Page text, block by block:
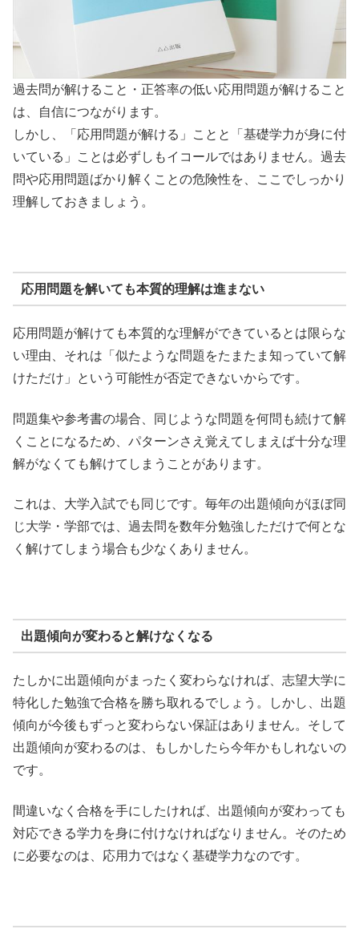
過去問が解けること・正答率の低い応用問題が解けること
は、自信につながります。
しかし、「応用問題が解ける」ことと「基礎学力が身に付
いている」ことは必ずしもイコールではありません。過去
問や応用問題ばかり解くことの危険性を、ここでしっかり
理解しておきましょう。
応用問題を解いても本質的理解は進まない
応用問題が解けても本質的な理解ができているとは限らな
い理由、それは「似たような問題をたまたま知っていて解
けただけ」という可能性が否定できないからです。
問題集や参考書の場合、同じような問題を何問も続けて解
くことになるため、パターンさえ覚えてしまえば十分な理
解がなくても解けてしまうことがあります。
これは、大学入試でも同じです。毎年の出題傾向がほぼ同
じ大学・学部では、過去問を数年分勉強しただけで何とな
く解けてしまう場合も少なくありません。
出題傾向が変わると解けなくなる
たしかに出題傾向がまったく変わらなければ、志望大学に
特化した勉強で合格を勝ち取れるでしょう。しかし、出題
傾向が今後もずっと変わらない保証はありません。そして
出題傾向が変わるのは、もしかしたら今年かもしれないの
です。
間違いなく合格を手にしたければ、出題傾向が変わっても
対応できる学力を身に付けなければなりません。そのため
に必要なのは、応用力ではなく基礎学力なのです。